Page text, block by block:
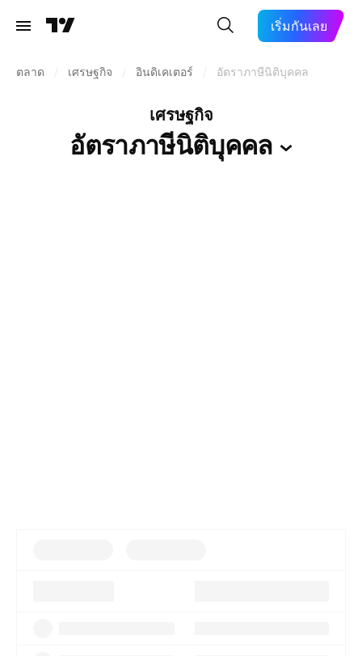
เริ่มกันเลย
ตลาด เศรษฐกิจ อินดิเคเตอร์ อัตราภาษีนิติบุคคล
เศรษฐกิจ
อัตราภาษีนิติบุคคล